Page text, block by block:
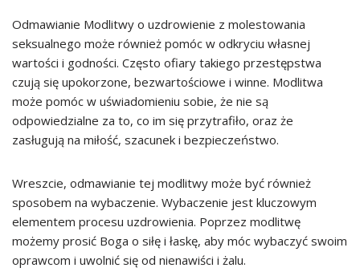
Odmawianie Modlitwy o uzdrowienie z molestowania
seksualnego może również pomóc w odkryciu własnej
wartości i godności. Często ofiary takiego przestępstwa
czują się upokorzone, bezwartościowe i winne. Modlitwa
może pomóc w uświadomieniu sobie, że nie są
odpowiedzialne za to, co im się przytrafiło, oraz że
zasługują na miłość, szacunek i bezpieczeństwo.
Wreszcie, odmawianie tej modlitwy może być również
sposobem na wybaczenie. Wybaczenie jest kluczowym
elementem procesu uzdrowienia. Poprzez modlitwę
możemy prosić Boga o siłę i łaskę, aby móc wybaczyć swoim
oprawcom i uwolnić się od nienawiści i żalu.